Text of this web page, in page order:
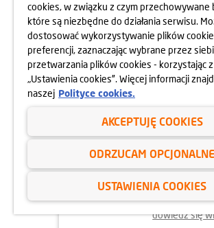
03.02.2025
DZIEŃ OTWARTY OSIEDLA
GÓRKA NARODOWA
08.02.2025
dowiedz się
cookies, w związku z czym przechowywane
które są niezbędne do działania serwisu.
dostosować wykorzystywanie plików
preferencji, zaznaczając wybrane przez
przetwarzania plików cookies - korzystając
„Ustawienia cookies”. Więcej informacji
naszej Polityce cookies.
AKCEPTUJĘ COOKIES
ODRZUCAM OPCJONALNE
USTAWIENIA COOKIES